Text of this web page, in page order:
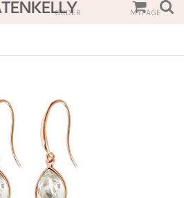
ORDER MYPAGE